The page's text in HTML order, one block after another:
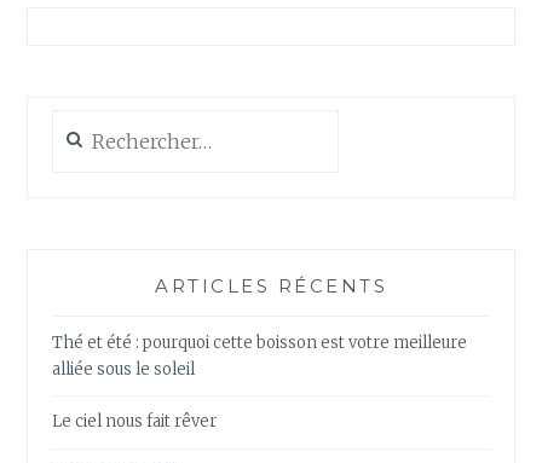
ARTICLES RÉCENTS
Thé et été : pourquoi cette boisson est votre meilleure
alliée sous le soleil
Le ciel nous fait rêver